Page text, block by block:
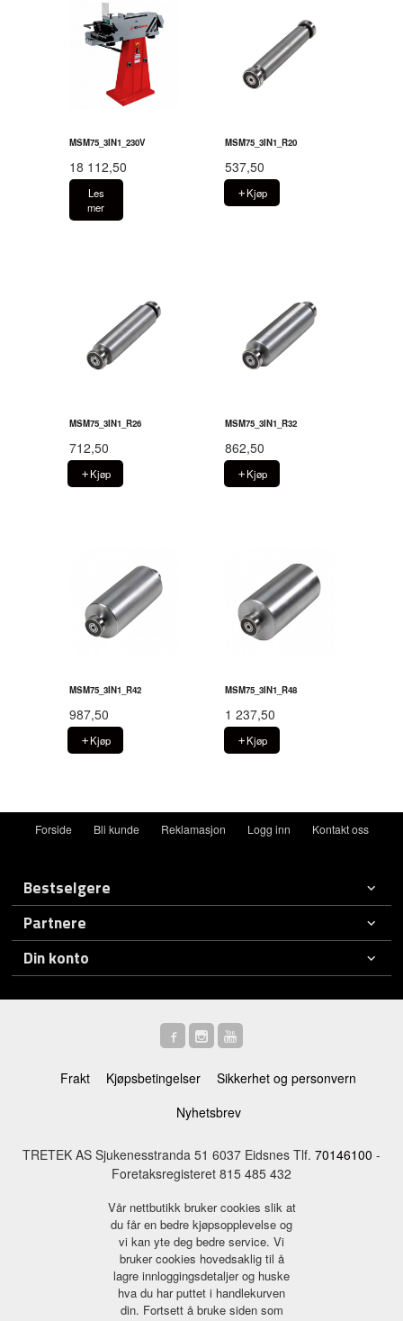
MSM75_3IN1_230V
18 112,50
Les
mer
MSM75_3IN1_R20
537,50
Kjøp
MSM75_3IN1_R26
712,50
Kjøp
MSM75_3IN1_R32
862,50
Kjøp
MSM75_3IN1_R42
987,50
Kjøp
MSM75_3IN1_R48
1 237,50
Kjøp
Forside Bli kunde Reklamasjon Logg inn Kontakt oss
Bestselgere
Partnere
Din konto
Frakt Kjøpsbetingelser
Sikkerhet og personvern
Nyhetsbrev
TRETEK AS Sjukenesstranda 51 6037 Eidsnes Tlf. 70146100 -
Foretaksregisteret 815 485 432
Vår nettbutikk bruker cookies slik at
du får en bedre kjøpsopplevelse og
vi kan yte deg bedre service. Vi
bruker cookies hovedsaklig til å
lagre innloggingsdetaljer og huske
hva du har puttet i handlekurven
din. Fortsett å bruke siden som